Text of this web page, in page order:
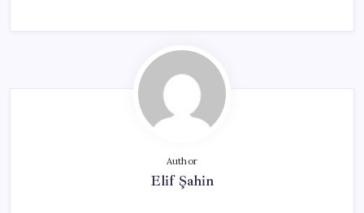
Author
Elif Şahin